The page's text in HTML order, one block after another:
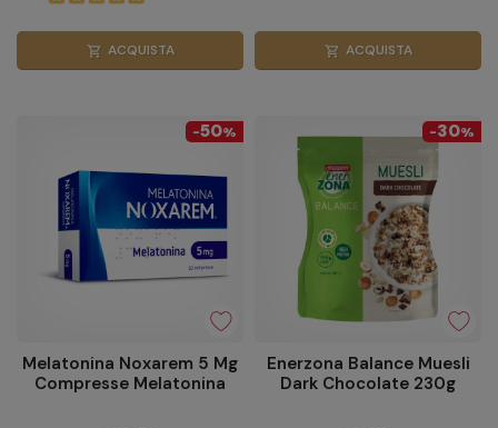
shopping_cart ACQUISTA shopping_cart ACQUISTA
-50%
Melatonina Noxarem 5 Mg
Compresse Melatonina
-30%
Enerzona Balance Muesli
Dark Chocolate 230g